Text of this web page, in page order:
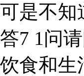
可是不知
答7 1问
饮食和生